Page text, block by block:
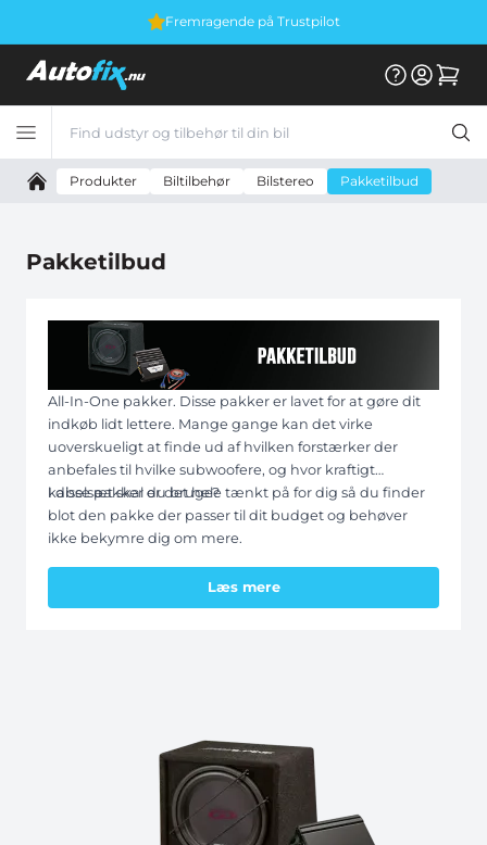
Fremragende på Trustpilot
Produkter Biltilbehør Bilstereo Pakketilbud
Pakketilbud
All-In-One pakker. Disse pakker er lavet for at gøre dit
indkøb lidt lettere. Mange gange kan det virke
uoverskueligt at finde ud af hvilken forstærker der
anbefales til hvilke subwoofere, og hvor kraftigt
kabelsæt skal du bruge?
I disse pakker er det hele tænkt på for dig så du finder
blot den pakke der passer til dit budget og behøver
ikke bekymre dig om mere.
Læs mere